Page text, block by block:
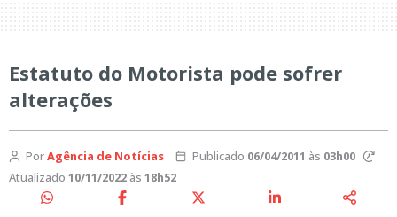
Estatuto do Motorista pode sofrer
alterações
PorAgência de Notícias Publicado 06/04/2011 às 03h00
Atualizado 10/11/2022 às 18h52